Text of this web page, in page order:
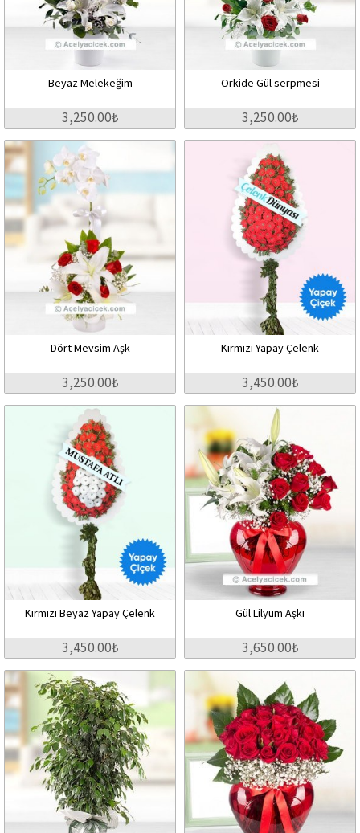
Beyaz Melekeğim
3,250.00₺
Orkide Gül serpmesi
3,250.00₺
Dört Mevsim Aşk
3,250.00₺
Kırmızı Yapay Çelenk
3,450.00₺
Kırmızı Beyaz Yapay Çelenk
3,450.00₺
Gül Lilyum Aşkı
3,650.00₺